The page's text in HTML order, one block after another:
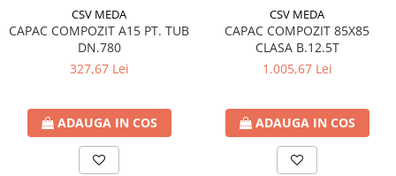
CSV MEDA
CAPAC COMPOZIT A15 PT. TUB
DN.780
327,67 Lei
ADAUGA IN COS
CSV MEDA
CAPAC COMPOZIT 85X85
CLASA B.12.5T
1.005,67 Lei
ADAUGA IN COS